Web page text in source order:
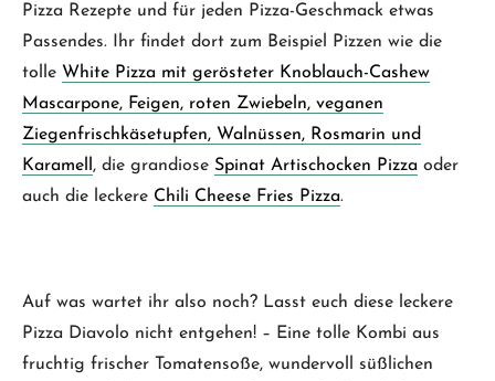
Pizza Rezepte und für jeden Pizza-Geschmack etwas
Passendes. Ihr findet dort zum Beispiel Pizzen wie die
tolle White Pizza mit gerösteter Knoblauch-Cashew
Mascarpone, Feigen, roten Zwiebeln, veganen
Ziegenfrischkäsetupfen, Walnüssen, Rosmarin und
Karamell, die grandiose Spinat Artischocken Pizza oder
auch die leckere Chili Cheese Fries Pizza.
Auf was wartet ihr also noch? Lasst euch diese leckere
Pizza Diavolo nicht entgehen! – Eine tolle Kombi aus
fruchtig frischer Tomatensoße, wundervoll süßlichen